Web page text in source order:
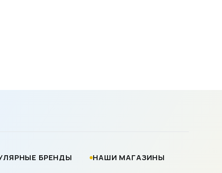
БРЕНДЫ НАШИ МАГАЗИНЫ